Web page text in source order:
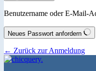
Benutzername oder E-Mail-
Neues Passwort anfordern
← Zurück zur Anmeldung